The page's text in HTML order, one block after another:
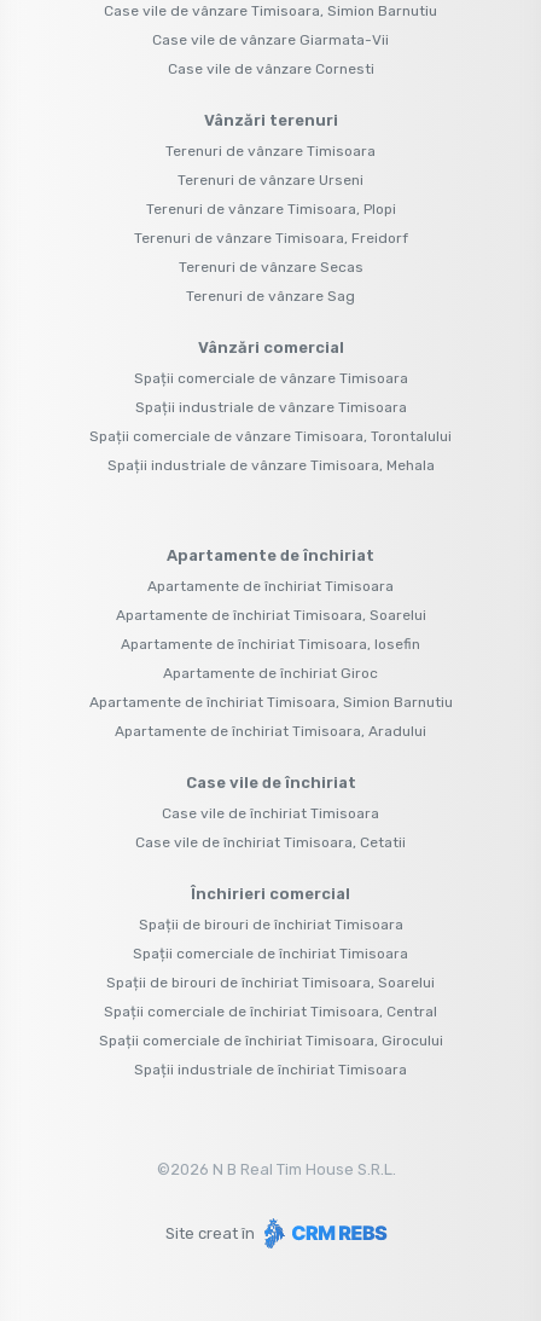
Case vile de vânzare Timisoara, Simion Barnutiu
Case vile de vânzare Giarmata-Vii
Case vile de vânzare Cornesti
Vânzări terenuri
Terenuri de vânzare Timisoara
Terenuri de vânzare Urseni
Terenuri de vânzare Timisoara, Plopi
Terenuri de vânzare Timisoara, Freidorf
Terenuri de vânzare Secas
Terenuri de vânzare Sag
Vânzări comercial
Spații comerciale de vânzare Timisoara
Spații industriale de vânzare Timisoara
Spații comerciale de vânzare Timisoara, Torontalului
Spații industriale de vânzare Timisoara, Mehala
Apartamente de închiriat
Apartamente de închiriat Timisoara
Apartamente de închiriat Timisoara, Soarelui
Apartamente de închiriat Timisoara, Iosefin
Apartamente de închiriat Giroc
Apartamente de închiriat Timisoara, Simion Barnutiu
Apartamente de închiriat Timisoara, Aradului
Case vile de închiriat
Case vile de închiriat Timisoara
Case vile de închiriat Timisoara, Cetatii
Închirieri comercial
Spații de birouri de închiriat Timisoara
Spații comerciale de închiriat Timisoara
Spații de birouri de închiriat Timisoara, Soarelui
Spații comerciale de închiriat Timisoara, Central
Spații comerciale de închiriat Timisoara, Girocului
Spații industriale de închiriat Timisoara
©2026 N B Real Tim House S.R.L.
Site creat în